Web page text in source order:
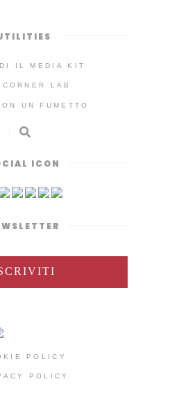
IL MEDIA KIT
CORNER LAB
UN FUMETTO
ICON
POLICY
POLICY